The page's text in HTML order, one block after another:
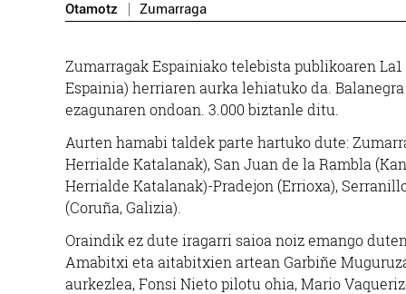
Otamotz Zumarraga
Zumarragak Espainiako telebista publikoaren
Espainia) herriaren aurka lehiatuko da.
ezagunaren ondoan. 3.000 biztanle ditu.
Aurten hamabi taldek parte hartuko dute:
Herrialde Katalanak), San Juan de la Rambla
Herrialde Katalanak)-Pradejon (Errioxa),
(Coruña, Galizia).
Oraindik ez dute iragarri saioa noiz emango
Amabitxi eta aitabitxien artean Garbiñe
aurkezlea, Fonsi Nieto pilotu ohia, Mario